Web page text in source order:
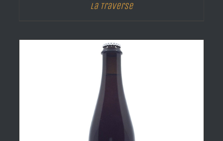
La Traverse